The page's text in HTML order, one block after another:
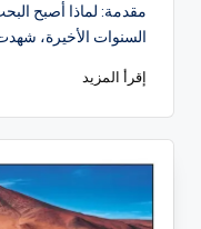
بواسطة
مقدمة: لماذا أصبح
السنوات الأخيرة،
إقرأ المزيد